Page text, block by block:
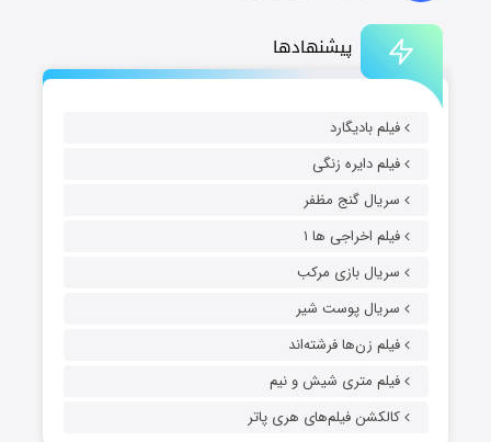
پیشنهادها
فیلم بادیگارد
فیلم دایره زنگی
سریال گنج مظفر
فیلم اخراجی ها ۱
سریال بازی مرکب
سریال پوست شیر
فیلم زن‌ها فرشته‌اند
فیلم متری شیش و نیم
کالکشن فیلم‌های هری پاتر